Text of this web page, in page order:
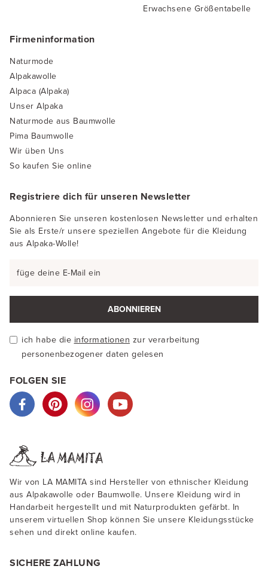
Firmeninformation
Naturmode
Alpakawolle
Alpaca (Alpaka)
Unser Alpaka
Naturmode aus Baumwolle
Pima Baumwolle
Wir üben Uns
So kaufen Sie online
Erwachsene Größentabelle
Registriere dich für unseren Newsletter
Abonnieren Sie unseren kostenlosen Newsletter und erhalten
Sie als Erste/r unsere speziellen Angebote für die Kleidung
aus Alpaka-Wolle!
ABONNIEREN
ich habe die informationen zur verarbeitung
personenbezogener daten gelesen
FOLGEN SIE
Wir von LA MAMITA sind Hersteller von ethnischer Kleidung
aus Alpakawolle oder Baumwolle. Unsere Kleidung wird in
Handarbeit hergestellt und mit Naturprodukten gefärbt. In
unserem virtuellen Shop können Sie unsere Kleidungsstücke
sehen und direkt online kaufen.
SICHERE ZAHLUNG